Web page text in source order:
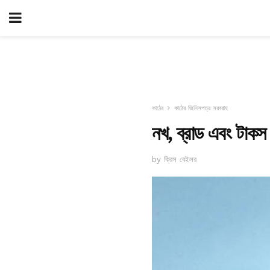
কাঠের কাঠের জিনিসপত্র সরবরাহ
নখ, ব্রাড এবং টাকস
by ক্রিস বেইলর